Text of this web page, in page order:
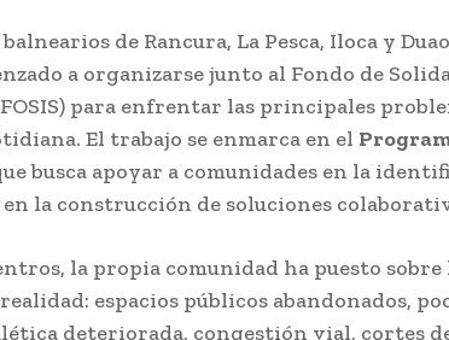
de Rancura, La Pesca, Iloca y
a organizarse junto al Fondo de
para enfrentar las principales
El trabajo se enmarca en el
busca apoyar a comunidades en la
en la construcción de soluciones
la propia comunidad ha puesto sobre
espacios públicos abandonados,
deteriorada, congestión vial, cortes